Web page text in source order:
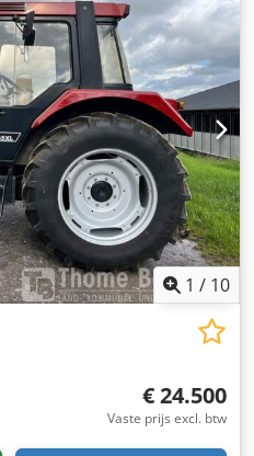
1 / 10
€ 24.500
Vaste prijs excl. btw